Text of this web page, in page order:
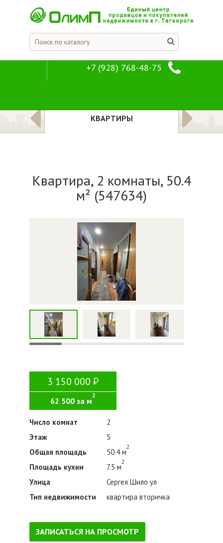
+7 (928) 768-48-75
КВАРТИРЫ
Квартира, 2 комнаты, 50.4
м² (547634)
3 150 000
62 500 за м
2
Число комнат
2
Этаж
5
Общая площадь
50.4 м
2
Площадь кухни 7.5 м
2
Улица
Сергея Шило ул
Тип недвижимости
квартира вторичка
ЗАПИСАТЬСЯ НА ПРОСМОТР